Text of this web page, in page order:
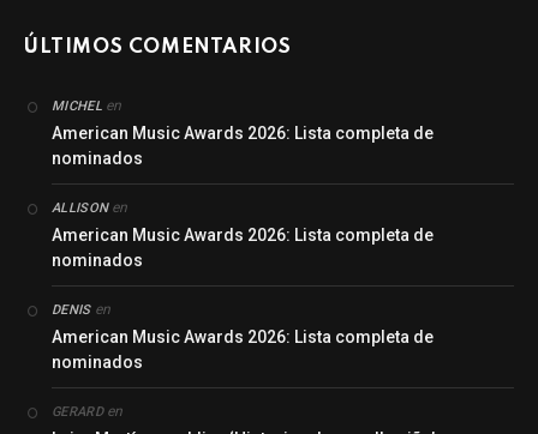
ÚLTIMOS COMENTARIOS
MICHELen
American Music Awards 2026: Lista completa de
nominados
ALLISONen
American Music Awards 2026: Lista completa de
nominados
DENISen
American Music Awards 2026: Lista completa de
nominados
GERARDen